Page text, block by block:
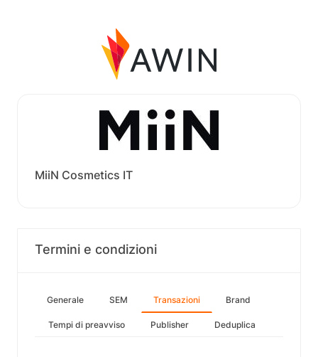
MiiN Cosmetics IT
Termini e condizioni
Generale SEM Transazioni Brand
Tempi di preavviso Publisher Deduplica